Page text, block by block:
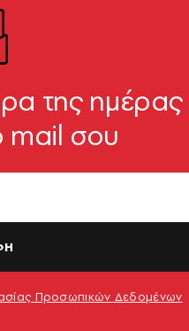
της ημέρας
mail σου
Προσωπικών Δεδομένων